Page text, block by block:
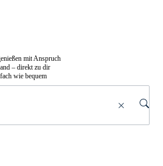
mit Anspruch
– direkt zu dir
wie bequem